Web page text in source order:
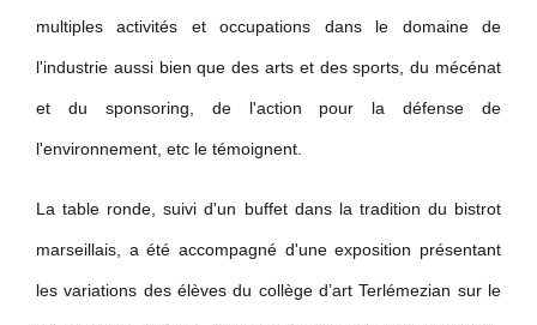
multiples activités et occupations dans le domaine de
l'industrie aussi bien que des arts et des sports, du mécénat
et du sponsoring, de l'action pour la défense de
l'environnement, etc le témoignent.
La table ronde, suivi d'un buffet dans la tradition du bistrot
marseillais, a été accompagné d'une exposition présentant
les variations des élèves du collège d’art Terlémezian sur le